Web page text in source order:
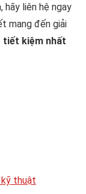
hãy liên hệ ngay
mang đến giải
tiết kiệm nhất
thuật